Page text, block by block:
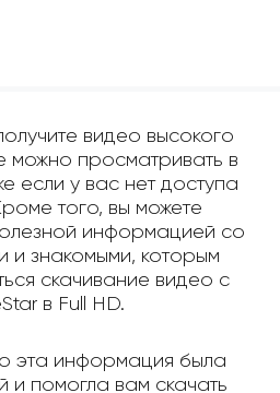
видео высокого
можно просматривать в
если у вас нет доступа
того, вы можете
информацией со
и знакомыми, которым
скачивание видео с
в Full HD.
эта информация была
и помогла вам скачать